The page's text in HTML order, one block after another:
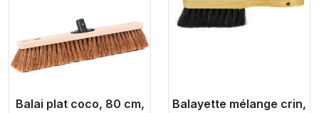
Balai plat coco, 80 cm,
Balayette mélange crin,